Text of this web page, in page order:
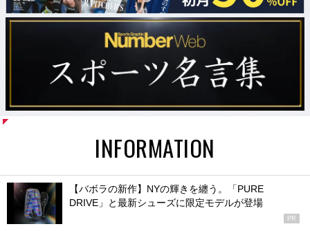
INFORMATION
【バボラの新作】NYの輝きを纏う。「PURE
DRIVE」と最新シューズに限定モデルが登場
PR